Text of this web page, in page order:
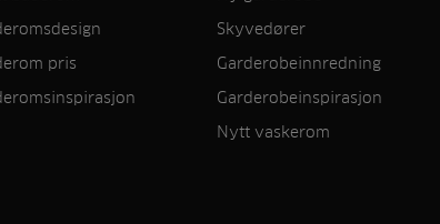
pris
Skyvedører
Garderobeinnredning
Garderobeinspirasjon
Nytt vaskerom